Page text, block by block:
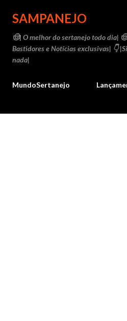
Pular para o
SAMPANEJO
🤠| O melhor do sertanejo todo dia|
Bastidores e Notícias exclusivas| 👇
nada|
MundoSertanejo